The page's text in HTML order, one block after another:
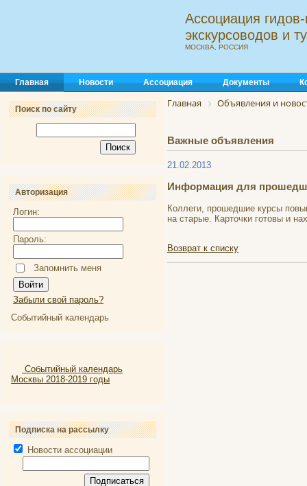
Ассоциация
экскурсоводов и
МОСКВА, РОССИЯ
Главная Новости Ассоциация Документы
Поиск по сайту
Авторизация
Логин:
Пароль:
Запомнить меня
Забыли свой пароль?
Событийный календарь
Событийный календарь
Москвы 2018-2019 годы
Подписка на рассылку
Новости ассоциации
Главная Объявления и
Важные объявления
21.02.2013
Информация для
Коллеги, прошедшие курсы
на старые. Карточки готовы и
Возврат к списку